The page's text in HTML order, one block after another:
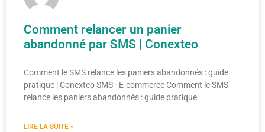
Comment relancer un panier
abandonné par SMS | Conexteo
Comment le SMS relance les paniers abandonnés : guide
pratique | Conexteo SMS · E-commerce Comment le SMS
relance les paniers abandonnés : guide pratique
LIRE LA SUITE »